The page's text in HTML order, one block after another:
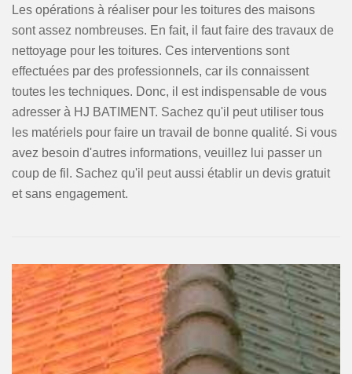
Les opérations à réaliser pour les toitures des maisons
sont assez nombreuses. En fait, il faut faire des travaux de
nettoyage pour les toitures. Ces interventions sont
effectuées par des professionnels, car ils connaissent
toutes les techniques. Donc, il est indispensable de vous
adresser à HJ BATIMENT. Sachez qu'il peut utiliser tous
les matériels pour faire un travail de bonne qualité. Si vous
avez besoin d'autres informations, veuillez lui passer un
coup de fil. Sachez qu'il peut aussi établir un devis gratuit
et sans engagement.